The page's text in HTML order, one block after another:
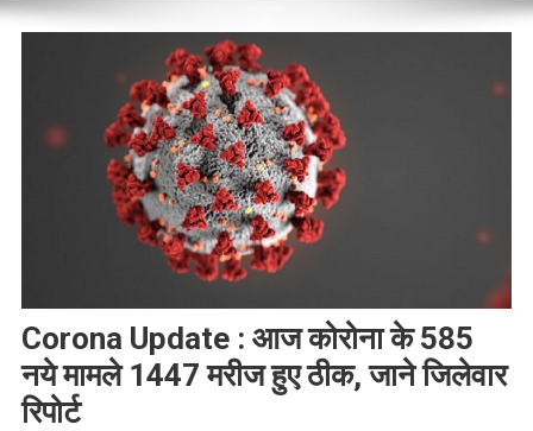
Corona Update : आज कोरोना के 585
नये मामले 1447 मरीज हुए ठीक, जाने जिलेवार
रिपोर्ट